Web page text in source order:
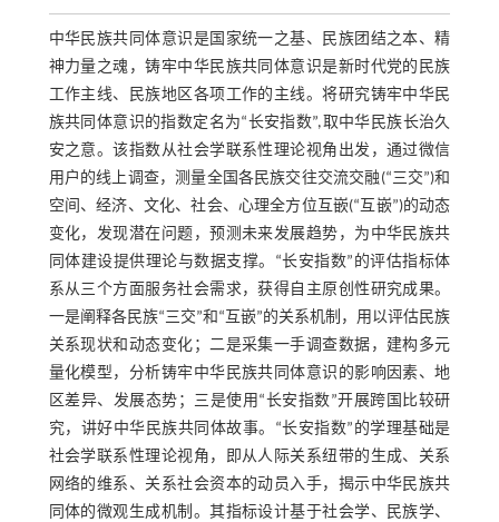
中华民族共同体意识是国家统一之基、民族团结之本、精
神力量之魂，铸牢中华民族共同体意识是新时代党的民族
工作主线、民族地区各项工作的主线。将研究铸牢中华民
族共同体意识的指数定名为“长安指数”,取中华民族长治久
安之意。该指数从社会学联系性理论视角出发，通过微信
用户的线上调查，测量全国各民族交往交流交融(“三交”)和
空间、经济、文化、社会、心理全方位互嵌(“互嵌”)的动态
变化，发现潜在问题，预测未来发展趋势，为中华民族共
同体建设提供理论与数据支撑。“长安指数”的评估指标体
系从三个方面服务社会需求，获得自主原创性研究成果。
一是阐释各民族“三交”和“互嵌”的关系机制，用以评估民族
关系现状和动态变化；二是采集一手调查数据，建构多元
量化模型，分析铸牢中华民族共同体意识的影响因素、地
区差异、发展态势；三是使用“长安指数”开展跨国比较研
究，讲好中华民族共同体故事。“长安指数”的学理基础是
社会学联系性理论视角，即从人际关系纽带的生成、关系
网络的维系、关系社会资本的动员入手，揭示中华民族共
同体的微观生成机制。其指标设计基于社会学、民族学、